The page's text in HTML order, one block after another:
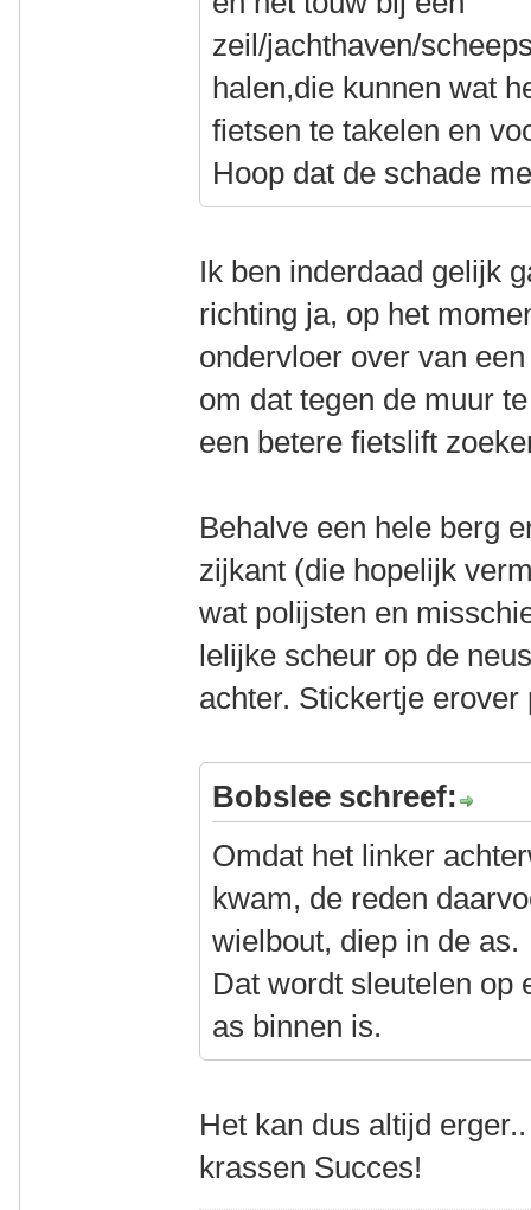
zeil/jachthaven/
halen,die kunnen wat
fietsen te takelen en
Hoop dat de schade
Ik ben inderdaad gelijk
richting ja, op het
ondervloer over van
om dat tegen de muur
een betere fietslift
Behalve een hele berg
zijkant (die hopelijk
wat polijsten en
lelijke scheur op de
achter. Stickertje
Bobslee schreef:
Omdat het linker
kwam, de reden
wielbout, diep in de as.
Dat wordt sleutelen op
as binnen is.
Het kan dus altijd
krassen Succes!